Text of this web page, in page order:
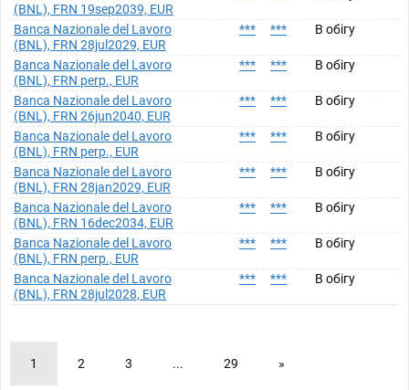
(BNL), FRN 19sep2039, EUR
Banca Nazionale del Lavoro
(BNL), FRN 28jul2029, EUR
*** *** В обігу
Banca Nazionale del Lavoro
(BNL), FRN perp., EUR
*** *** В обігу
Banca Nazionale del Lavoro
(BNL), FRN 26jun2040, EUR
*** *** В обігу
Banca Nazionale del Lavoro
(BNL), FRN perp., EUR
*** *** В обігу
Banca Nazionale del Lavoro
(BNL), FRN 28jan2029, EUR
*** *** В обігу
Banca Nazionale del Lavoro
(BNL), FRN 16dec2034, EUR
*** *** В обігу
Banca Nazionale del Lavoro
(BNL), FRN perp., EUR
*** *** В обігу
Banca Nazionale del Lavoro
(BNL), FRN 28jul2028, EUR
*** *** В обігу
1 2 3 ... 29 »